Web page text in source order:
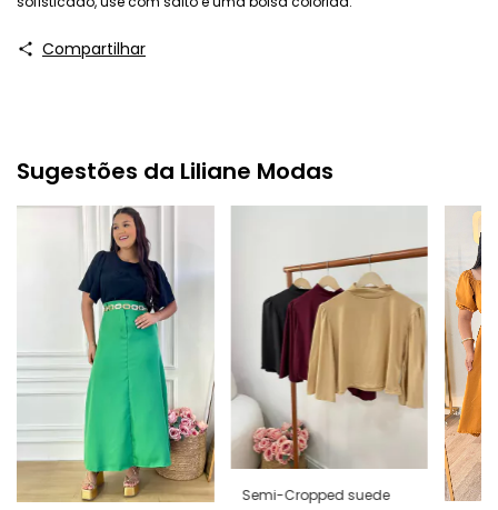
Compartilhar
Sugestões da Liliane Modas
Semi-Cropped suede